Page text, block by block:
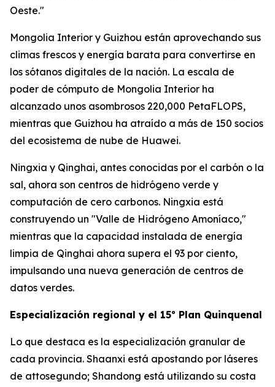
Oeste."
Mongolia Interior y Guizhou están aprovechando sus
climas frescos y energía barata para convertirse en
los sótanos digitales de la nación. La escala de
poder de cómputo de Mongolia Interior ha
alcanzado unos asombrosos 220,000 PetaFLOPS,
mientras que Guizhou ha atraído a más de 150 socios
del ecosistema de nube de Huawei.
Ningxia y Qinghai, antes conocidas por el carbón o la
sal, ahora son centros de hidrógeno verde y
computación de cero carbonos. Ningxia está
construyendo un "Valle de Hidrógeno Amoníaco,"
mientras que la capacidad instalada de energía
limpia de Qinghai ahora supera el 93 por ciento,
impulsando una nueva generación de centros de
datos verdes.
Especialización regional y el 15º Plan Quinquenal
Lo que destaca es la especialización granular de
cada provincia. Shaanxi está apostando por láseres
de attosegundo; Shandong está utilizando su costa